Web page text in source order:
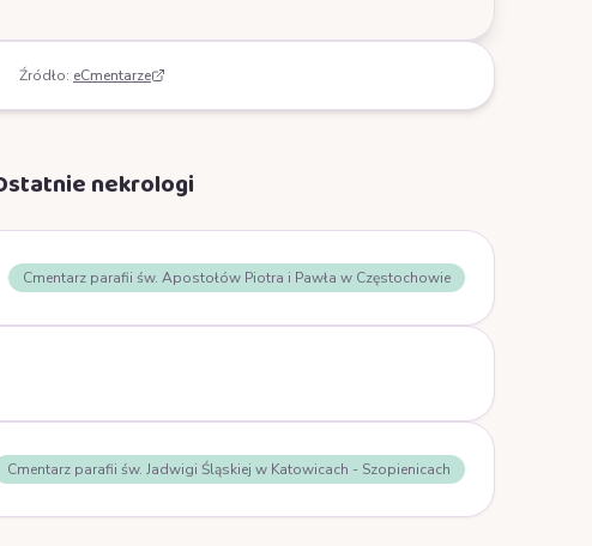
Źródło: eCmentarze
nekrologi
Cmentarz parafii św. Apostołów Piotra i Pawła w Częstochowie
Cmentarz parafii św. Jadwigi Śląskiej w Katowicach - Szopienicach